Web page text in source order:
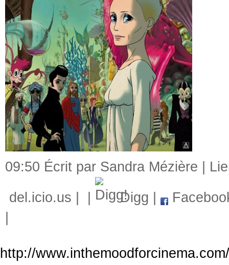
09:50 Écrit par Sandra Mézière |
del.icio.us
Digg
http://